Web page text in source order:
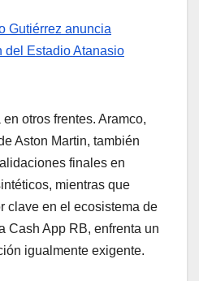
Gutiérrez anuncia
del Estadio Atanasio
otros frentes. Aramco,
Aston Martin, también
finales en
mientras que
clave en el ecosistema de
Cash App RB, enfrenta un
igualmente exigente.